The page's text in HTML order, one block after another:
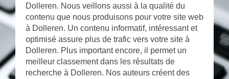
Dolleren. Nous veillons aussi à la qualité du
contenu que nous produisons pour votre site web
à Dolleren. Un contenu informatif, intéressant et
optimisé assure plus de trafic vers votre site à
Dolleren. Plus important encore, il permet un
meilleur classement dans les résultats de
recherche à Dolleren. Nos auteurs créent des